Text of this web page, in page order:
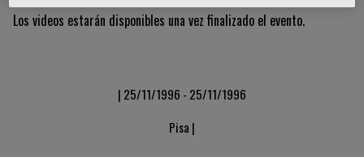
Los videos estarán disponibles una vez finalizado el evento.
| 25/11/1996 - 25/11/1996
Pisa |